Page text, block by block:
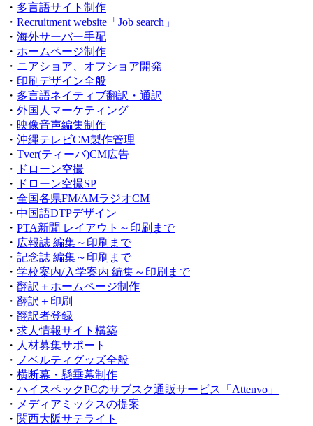
・ 多言語サイト制作
・ Recruitment website「Job search」
・ 海外サーバー手配
・ ホームページ制作
・ ニアショア、オフショア開発
・ 印刷デザイン全般
・ 多言語ネイティブ翻訳・通訳
・ 外国人マーケティング
・ 映像音声編集制作
・ 沖縄テレビCM製作管理
・ Tver(ティーバ)CM広告
・
ドローン空撮
・
ドローン空撮SP
・ 全国各県FM/AMラジオCM
・ 中国語DTPデザイン
・ PTA新聞 レイアウト～印刷まで
・ 広報誌 編集～印刷まで
・ 記念誌 編集～印刷まで
・ 学校案内/入学案内 編集～印刷まで
・ 翻訳＋ホームページ制作
・ 翻訳＋印刷
・ 翻訳者登録
・ 求人情報サイト構築
・ 人材募集サポート
・ ノベルティグッズ全般
・ 横断幕・懸垂幕制作
・ ハイスペックPCのサブスク通販サービス「Attenvo」
・ メディアミックスの提案
・ 関西大阪サテライト